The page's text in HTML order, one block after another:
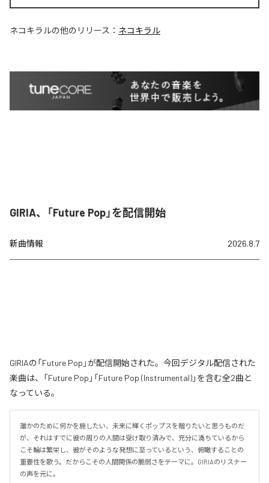
ネコキラルの他のリリース： ネコキラル
GIRIA、「Future Pop」を配信開始
新曲情報 2026.8.7
GIRIAの「Future Pop」が配信開始された。今回デジタル配信された
楽曲は、「Future Pop」「Future Pop (Instrumental)」を含む全2曲と
なっている。
誰かのために何かを施したい、未来に輝くポップスを贈りたいと思うものだ
が、それはすでに彼の周りの人間は受け取り済みで、充分に満ちているから
こそ輪は繁栄し、彼がそのような発想に至っているという、俯瞰することの
重要性を歌う。だからこその人間関係の脆弱さをテーマに。GIRIAのリスナー
の声を元に。